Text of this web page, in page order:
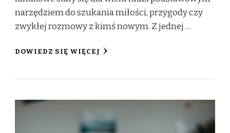
narzędziem do szukania miłości, przygody czy
zwykłej rozmowy z kimś nowym. Z jednej …
DOWIEDZ SIĘ WIĘCEJ